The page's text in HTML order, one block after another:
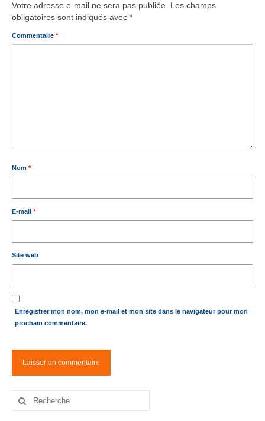
Votre adresse e-mail ne sera pas publiée. Les champs
obligatoires sont indiqués avec *
Commentaire *
Nom *
E-mail *
Site web
Enregistrer mon nom, mon e-mail et mon site dans le navigateur pour mon
prochain commentaire.
Rechercher